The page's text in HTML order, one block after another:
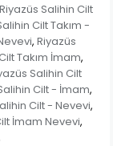
Riyazüs Salihin Cilt
Cilt Takım -
, Riyazüs
Takım İmam,
Salihin Cilt
Cilt - İmam,
Cilt - Nevevi,
İmam Nevevi,